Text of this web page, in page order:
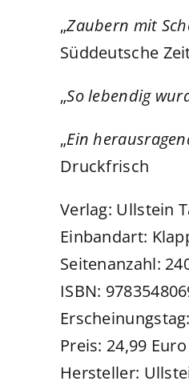
„Zaubern mit
Süddeutsche
„So lebendig
„Ein
Druckfrisch
Verlag: Ullstein
Einbandart:
Seitenanzahl:
ISBN:
Preis: 24,99 Euro
Hersteller: